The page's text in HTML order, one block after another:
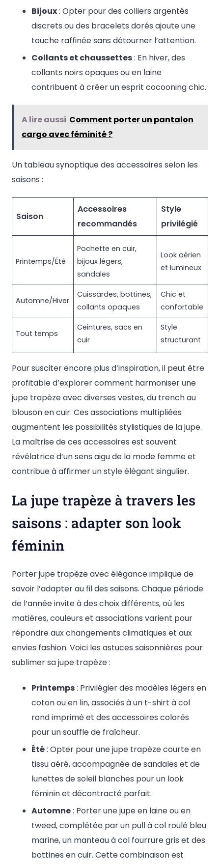
Bijoux: Opter pour des colliers argentés
discrets ou des bracelets dorés ajoute une
touche raffinée sans détourner l’attention.
Collants et chaussettes: En hiver, des
collants noirs opaques ou en laine
contribuent à créer un esprit cocooning chic.
A lire aussi Comment porter un pantalon
cargo avec féminité ?
Un tableau synoptique des accessoires selon les
saisons :
Saison
Accessoires
recommandés
Style
privilégié
Printemps/Été
Pochette en cuir,
bijoux légers,
sandales
Look aérien
et lumineux
Automne/Hiver
Cuissardes, bottines,
collants opaques
Chic et
confortable
Tout temps
Ceintures, sacs en
cuir
Style
structurant
Pour susciter encore plus d’inspiration, il peut être
profitable d’explorer comment harmoniser une
jupe trapèze avec diverses vestes, du trench au
blouson en cuir. Ces associations multipliées
augmentent les possibilités stylistiques de la jupe.
La maîtrise de ces accessoires est souvent
révélatrice d’un sens aigu de la mode femme et
contribue à affirmer un style élégant singulier.
La jupe trapèze à travers les
saisons : adapter son look
féminin
Porter jupe trapèze avec élégance implique de
savoir l’adapter au fil des saisons. Chaque période
de l’année invite à des choix différents, où les
matières, couleurs et associations varient pour
répondre aux changements climatiques et aux
envies fashion. Voici les astuces saisonnières pour
sublimer sa jupe trapèze :
Printemps: Privilégier des modèles légers en
coton ou en lin, associés à un t-shirt à col
rond imprimé et des accessoires colorés
pour un souffle de fraîcheur.
Été: Opter pour une jupe trapèze courte en
tissu aéré, accompagnée de sandales et de
lunettes de soleil blanches pour un look
féminin et décontracté parfait.
Automne: Porter une jupe en laine ou en
tweed, complétée par un pull à col roulé bleu
marine, un manteau à col fourrure gris et des
bottines en cuir. Cette combinaison est